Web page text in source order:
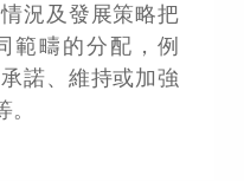
況及發展策略把
範疇的分配，例
諾、維持或加強